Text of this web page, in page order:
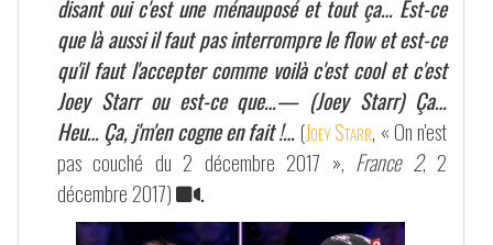
disant oui c'est une ménauposé et tout ça… Est-ce
que là aussi il faut pas interrompre le flow et est-ce
qu'il faut l'accepter comme voilà c'est cool et c'est
Joey Starr ou est-ce que…— (Joey Starr) Ça…
Heu… Ça, j'm'en cogne en fait !… (Joey Starr, « On n'est
pas couché du 2 décembre 2017 », France 2, 2
décembre 2017)
.